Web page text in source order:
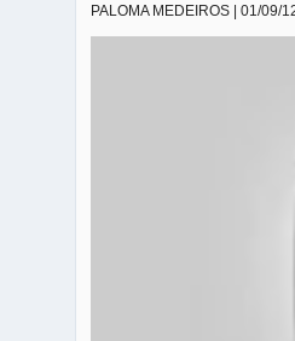
PALOMA MEDEIROS | 01/09/